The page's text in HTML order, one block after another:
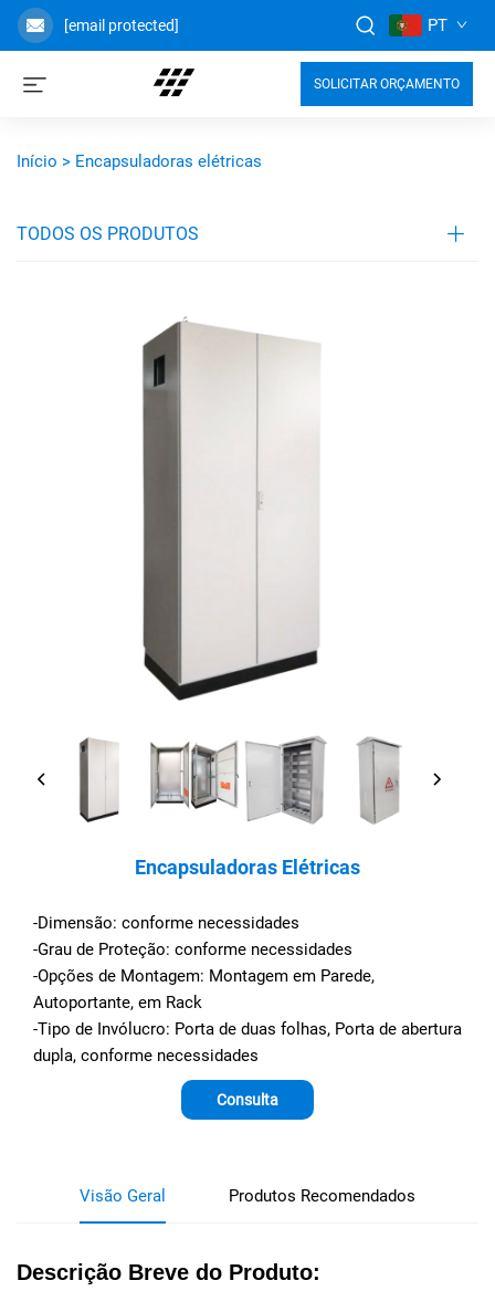
[email protected] PT
SOLICITAR ORÇAMENTO
Início > Encapsuladoras elétricas
TODOS OS PRODUTOS
Encapsuladoras Elétricas
-Dimensão: conforme necessidades
-Grau de Proteção: conforme necessidades
-Opções de Montagem: Montagem em Parede,
Autoportante, em Rack
-Tipo de Invólucro: Porta de duas folhas, Porta de abertura
dupla, conforme necessidades
Consulta
Visão Geral Produtos Recomendados
Descrição Breve do Produto: